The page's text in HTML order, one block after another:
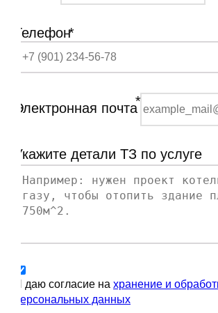
Телефон*
Электронная почта*
Укажите детали ТЗ по услуге
Я даю согласие на хранение и
персональных данных